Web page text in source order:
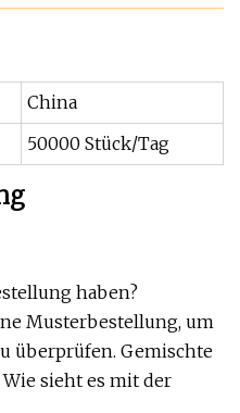
China
50000 Stück/Tag
haben?
Musterbestellung, um
überprüfen. Gemischte
sieht es mit der